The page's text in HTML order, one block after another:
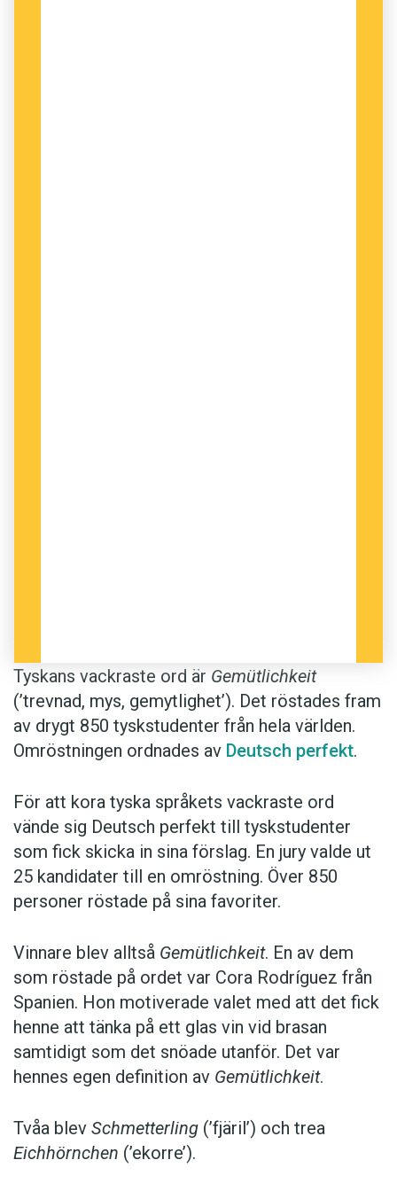
Tyskans vackraste ord är Gemütlichkeit
(’trevnad, mys, gemytlighet’). Det röstades fram
av drygt 850 tyskstudenter från hela världen.
Omröstningen ordnades av Deutsch perfekt.
För att kora tyska språkets vackraste ord
vände sig Deutsch perfekt till tyskstudenter
som fick skicka in sina förslag. En jury valde ut
25 kandidater till en omröstning. Över 850
personer röstade på sina favoriter.
Vinnare blev alltså Gemütlichkeit. En av dem
som röstade på ordet var Cora Rodríguez från
Spanien. Hon motiverade valet med att det fick
henne att tänka på ett glas vin vid brasan
samtidigt som det snöade utanför. Det var
hennes egen definition av Gemütlichkeit.
Tvåa blev Schmetterling (’fjäril’) och trea
Eichhörnchen (’ekorre’).